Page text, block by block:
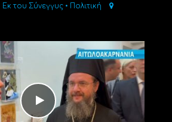
Εκ του Σύνεγγυς • Πολιτική